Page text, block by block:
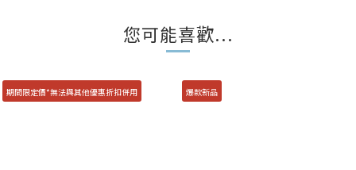
您可能喜歡...
期間限定價*無法與其他優惠折扣併用 爆款新品